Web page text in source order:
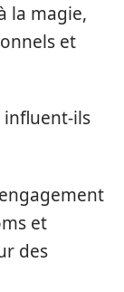
la magie,
et
influent-ils
et
des